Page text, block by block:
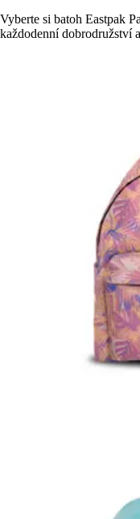
Vyberte si batoh Eastpak
každodenní dobrodružství